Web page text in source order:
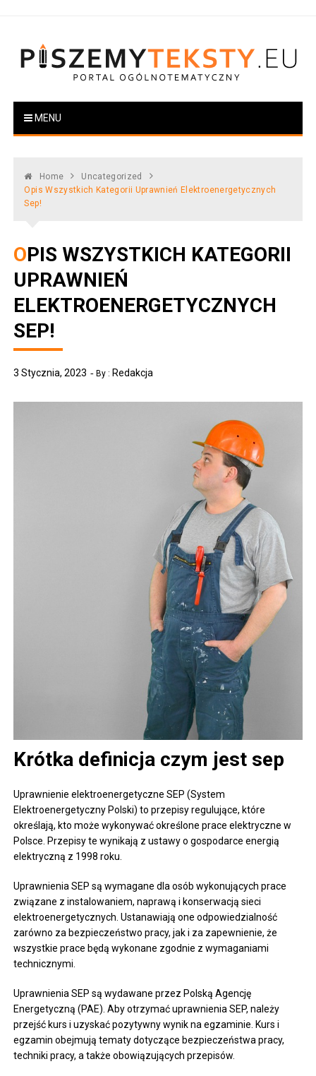
PiszemyTeksty.pl
Portal ogólnotematyczny
MENU
Home
Uncategorized
Opis Wszystkich Kategorii Uprawnień Elektroenergetycznych
Sep!
OPIS WSZYSTKICH KATEGORII
UPRAWNIEŃ
ELEKTROENERGETYCZNYCH
SEP!
3 Stycznia, 2023 By : Redakcja
Krótka definicja czym jest sep
Uprawnienie elektroenergetyczne SEP (System
Elektroenergetyczny Polski) to przepisy regulujące, które
określają, kto może wykonywać określone prace elektryczne w
Polsce. Przepisy te wynikają z ustawy o gospodarce energią
elektryczną z 1998 roku.
Uprawnienia SEP są wymagane dla osób wykonujących prace
związane z instalowaniem, naprawą i konserwacją sieci
elektroenergetycznych. Ustanawiają one odpowiedzialność
zarówno za bezpieczeństwo pracy, jak i za zapewnienie, że
wszystkie prace będą wykonane zgodnie z wymaganiami
technicznymi.
Uprawnienia SEP są wydawane przez Polską Agencję
Energetyczną (PAE). Aby otrzymać uprawnienia SEP, należy
przejść kurs i uzyskać pozytywny wynik na egzaminie. Kurs i
egzamin obejmują tematy dotyczące bezpieczeństwa pracy,
techniki pracy, a także obowiązujących przepisów.